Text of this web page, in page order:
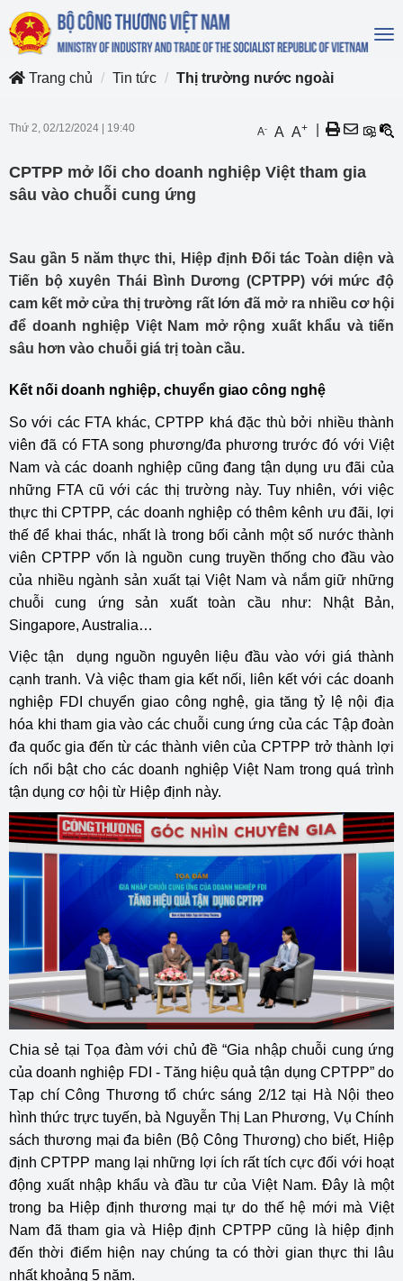
Trang chủ
Tin tức Thị trường nước ngoài
Thứ 2, 02/12/2024 19:40 A- A A+
CPTPP mở lối cho doanh nghiệp Việt tham gia
sâu vào chuỗi cung ứng
Sau gần 5 năm thực thi, Hiệp định Đối tác Toàn diện và
Tiến bộ xuyên Thái Bình Dương (CPTPP) với mức độ
cam kết mở cửa thị trường rất lớn đã mở ra nhiều cơ hội
để doanh nghiệp Việt Nam mở rộng xuất khẩu và tiến
sâu hơn vào chuỗi giá trị toàn cầu.
Kết nối doanh nghiệp, chuyển giao công nghệ
So với các FTA khác, CPTPP khá đặc thù bởi nhiều thành
viên đã có FTA song phương/đa phương trước đó với Việt
Nam và các doanh nghiệp cũng đang tận dụng ưu đãi của
những FTA cũ với các thị trường này. Tuy nhiên, với việc
thực thi CPTPP, các doanh nghiệp có thêm kênh ưu đãi, lợi
thế để khai thác, nhất là trong bối cảnh một số nước thành
viên CPTPP vốn là nguồn cung truyền thống cho đầu vào
của nhiều ngành sản xuất tại Việt Nam và nắm giữ những
chuỗi cung ứng sản xuất toàn cầu như: Nhật Bản,
Singapore, Australia…
Việc tận dụng nguồn nguyên liệu đầu vào với giá thành
cạnh tranh. Và việc tham gia kết nối, liên kết với các doanh
nghiệp FDI chuyển giao công nghệ, gia tăng tỷ lệ nội địa
hóa khi tham gia vào các chuỗi cung ứng của các Tập đoàn
đa quốc gia đến từ các thành viên của CPTPP trở thành lợi
ích nổi bật cho các doanh nghiệp Việt Nam trong quá trình
tận dụng cơ hội từ Hiệp định này.
Chia sẻ tại Tọa đàm với chủ đề “Gia nhập chuỗi cung ứng
của doanh nghiệp FDI - Tăng hiệu quả tận dụng CPTPP” do
Tạp chí Công Thương tổ chức sáng 2/12 tại Hà Nội theo
hình thức trực tuyến, bà Nguyễn Thị Lan Phương, Vụ Chính
sách thương mại đa biên (Bộ Công Thương) cho biết, Hiệp
định CPTPP mang lại những lợi ích rất tích cực đối với hoạt
động xuất nhập khẩu và đầu tư của Việt Nam. Đây là một
trong ba Hiệp định thương mại tự do thế hệ mới mà Việt
Nam đã tham gia và Hiệp định CPTPP cũng là hiệp định
đến thời điểm hiện nay chúng ta có thời gian thực thi lâu
nhất khoảng 5 năm.